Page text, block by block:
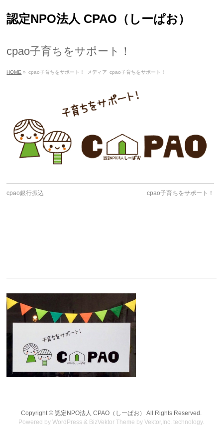
認定NPO法人 CPAO（しーぱお）
cpao子育ちをサポート！
HOME » cpao子育ちをサポート！ メディア cpao子育ちをサポート！
cpao銀行振込 cpao子育ちをサポート！
Copyright ©認定NPO法人 CPAO（しーぱお）
All Rights Reserved.
Powered byWordPress & BizVektor Theme byVektor,Inc. technology.